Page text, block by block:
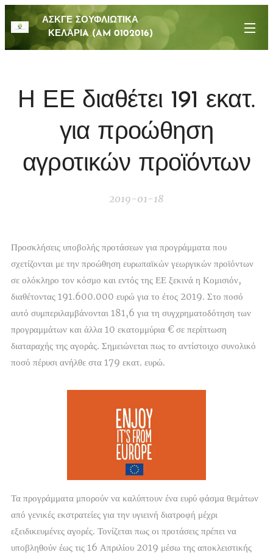
ΑΣΚΓΕ ΣΟΥΦΛΙΩΤΙΚΑ
ΚΕΛΑΡΙA (AM 0102016)
Η ΕΕ διαθέτει 191 εκατ.
για προώθηση
αγροτικών προϊόντων
2019-01-18
Προσκλήσεις υποβολής προτάσεων για προγράμματα που
σχετίζονται με την προώθηση ευρωπαϊκών γεωργικών προϊόντων
σε ολόκληρο τον κόσμο και εντός της ΕΕ ξεκινά η Κομισιόν,
διαθέτοντας 191.600.000 ευρώ για το έτος 2019. Στο ποσό
αυτό συμπεριλαμβάνονται 181,6 για τη συγχρηματοδότηση των
προγραμμάτων και άλλα 10 εκατομμύρια € σε περίπτωση
διαταραχής της αγοράς. Σημειώνεται πως το αντίστοιχο συνολικό
ποσό πέρυσι ανήλθε στα 179 εκατ. ευρώ.
Τα προγράμματα μπορούν να καλύπτουν ένα ευρύ φάσμα θεμάτων
από γενικές εκστρατείες για την υγιεινή διατροφή μέχρι
εξειδικευμένες αγορές. Τονίζεται πως οι προτάσεις πρέπει να
υποβληθούν έως τις 16 Απριλίου 2019 μέσω της αποκλειστικής